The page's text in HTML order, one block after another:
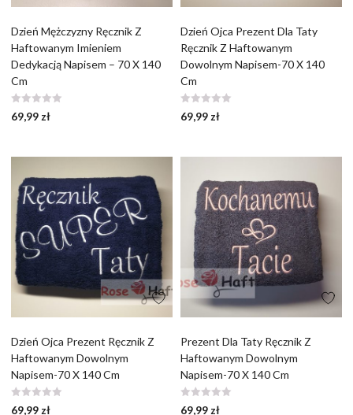
Dzień Mężczyzny Ręcznik Z
Haftowanym Imieniem
Dedykacją Napisem – 70 X 140
Cm
69,99 zł
Dzień Ojca Prezent Dla Taty
Ręcznik Z Haftowanym
Dowolnym Napisem-70 X 140
Cm
69,99 zł
Dzień Ojca Prezent Ręcznik Z
Haftowanym Dowolnym
Napisem-70 X 140 Cm
69,99 zł
Prezent Dla Taty Ręcznik Z
Haftowanym Dowolnym
Napisem-70 X 140 Cm
69,99 zł